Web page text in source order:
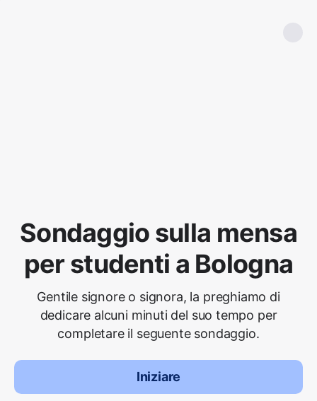
Sondaggio sulla mensa
per studenti a Bologna
Gentile signore o signora, la preghiamo di
dedicare alcuni minuti del suo tempo per
completare il seguente sondaggio.
Iniziare